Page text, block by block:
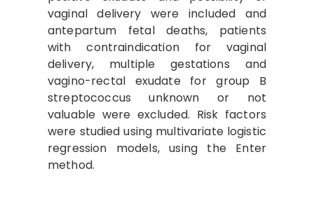
vaginal delivery were included and
antepartum fetal deaths, patients
with contraindication for vaginal
delivery, multiple gestations and
vagino-rectal exudate for group B
streptococcus unknown or not
valuable were excluded. Risk factors
were studied using multivariate logistic
regression models, using the Enter
method.